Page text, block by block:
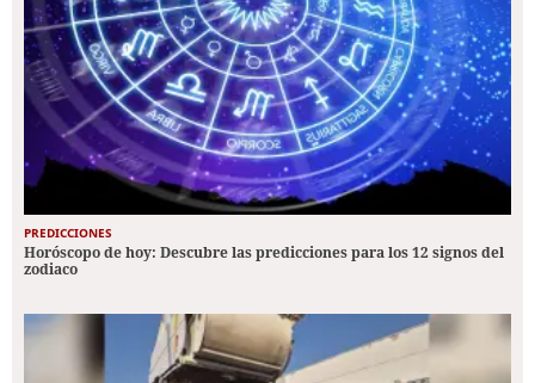
PREDICCIONES
Horóscopo de hoy: Descubre las predicciones para los 12 signos del
zodiaco